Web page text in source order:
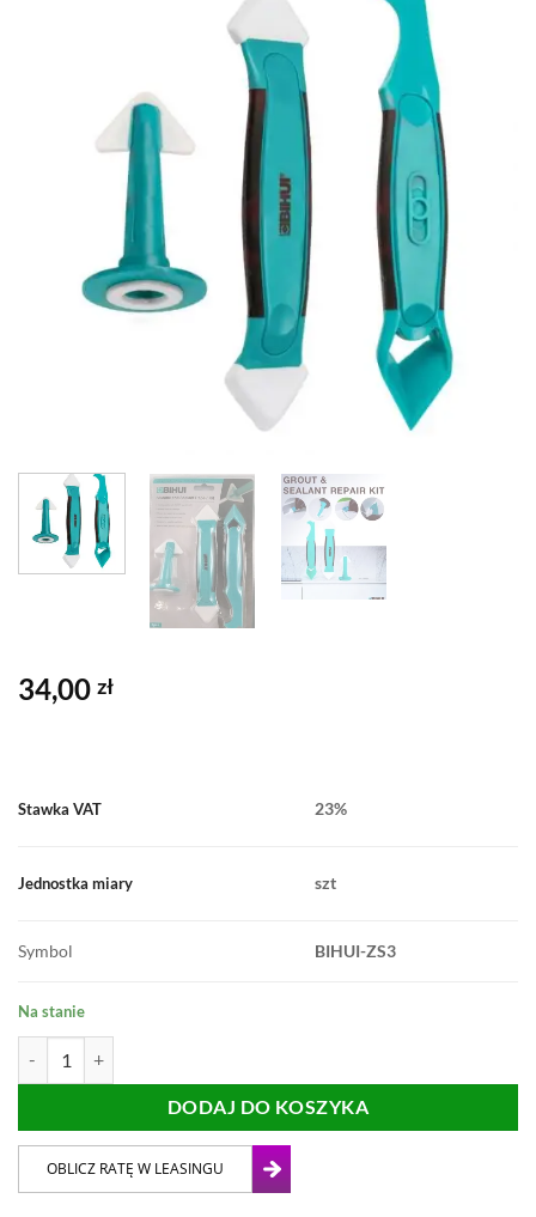
34,00 zł
Stawka VAT 23%
Jednostka miary szt
Symbol BIHUI-ZS3
Na stanie
DODAJ DO KOSZYKA